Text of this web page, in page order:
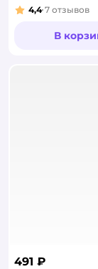
Рейтинг:
4,4 7 отзывов
В
491 ₽